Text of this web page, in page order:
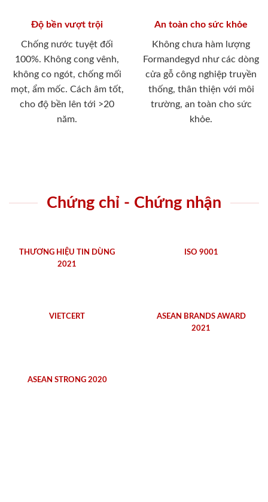
Độ bền vượt trội
Chống nước tuyệt đối
100%. Không cong vênh,
không co ngót, chống mối
mọt, ẩm mốc. Cách âm tốt,
cho độ bền lên tới >20
năm.
An toàn cho sức khỏe
Không chưa hàm lượng
Formandegyd như các dòng
cửa gỗ công nghiệp truyền
thống, thân thiện với môi
trường, an toàn cho sức
khỏe.
Chứng chỉ - Chứng nhận
THƯƠNG HIỆU TIN DÙNG
2021
ISO 9001
VIETCERT
ASEAN BRANDS AWARD
2021
ASEAN STRONG 2020